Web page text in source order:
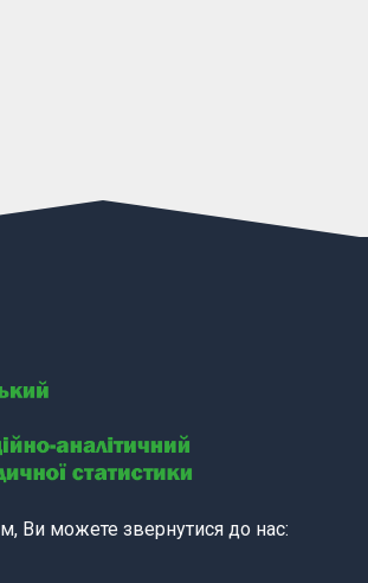
Ви можете звернутися до нас: